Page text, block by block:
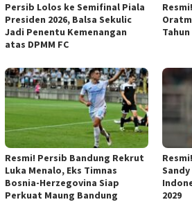
Persib Lolos ke Semifinal Piala
Presiden 2026, Balsa Sekulic
Jadi Penentu Kemenangan
atas DPMM FC
Resmi! Persib Bandung Rekrut
Luka Menalo, Eks Timnas
Bosnia-Herzegovina Siap
Perkuat Maung Bandung
Sandy
2029